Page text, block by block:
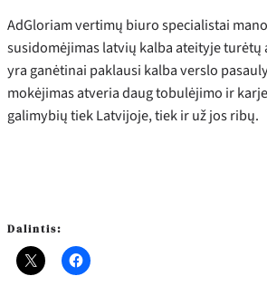
AdGloriam vertimų biuro specialistai
susidomėjimas latvių kalba ateityje turėtų
yra ganėtinai paklausi kalba verslo
mokėjimas atveria daug tobulėjimo ir
galimybių tiek Latvijoje, tiek ir už jos ribų.
Dalintis: